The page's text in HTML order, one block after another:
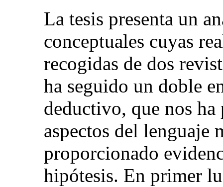
La tesis presenta un
conceptuales cuyas
recogidas de dos
ha seguido un doble
deductivo, que nos
aspectos del lenguaje
proporcionado
hipótesis. En primer